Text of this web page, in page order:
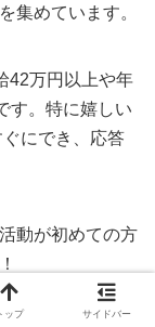
集めています。
42万円以上や年
す。特に嬉しい
にでき、応答
動が初めての方
ップ サイドバー